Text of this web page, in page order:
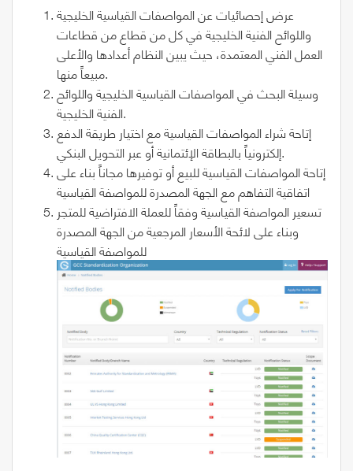
عرض إحصائيات عن المواصفات القياسية الخليجية
واللوائح الفنية الخليجية في كل من قطاع من قطاعات
العمل الفني المعتمدة، حيث يبين النظام أعدادها والأعلى
مبيعاً منها.
وسيلة البحث في المواصفات القياسية الخليجية واللوائح
الفنية الخليجية.
إتاحة شراء المواصفات القياسية مع اختيار طريقة الدفع
إلكترونياً بالبطاقة الإئتمانية أو عبر التحويل البنكي.
إتاحة المواصفات القياسية للبيع أو توفيرها مجاناً بناء على
اتفاقية التفاهم مع الجهة المصدرة للمواصفة القياسية
تسعير المواصفة القياسية وفقاً للعملة الافتراضية للمتجر
وبناء على لائحة الأسعار المرجعية من الجهة المصدرة
للمواصفة القياسية